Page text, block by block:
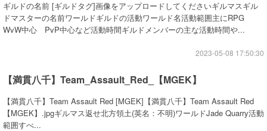
ギルドの名前 [ギルドタグ]画像をアップロードしてくださいギルマスギル
ドマスターの名前ワールドギルドの活動ワールド名活動範囲主にRPG
WvW中心 PvP中心など活動時間ギルドメンバーの主な活動時間や...
2023-05-08 17:50:30
【満貫八千】Team_Assault_Red_【MGEK】
【満貫八千】Team Assault Red [MGEK]【満貫八千】Team Assault Red
【MGEK】.jpgギルマス返せ北方領土(英名：不明)ワールドJade Quarry活動
範囲すべ...